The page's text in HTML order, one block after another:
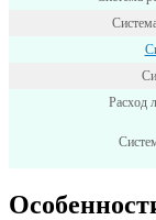
Расход